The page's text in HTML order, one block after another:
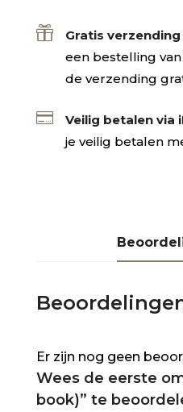
 Gratis
een bestelling
de verzending
 Veilig betalen via
je veilig betalen
Er zijn nog geen
Wees de eerste
book)” te